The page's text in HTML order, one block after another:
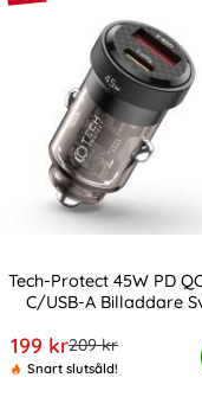
Tech-Protect 45W PD
C/USB-A Billaddare
rea pris
199 krtidigare pris
209 kr
Snart slutsåld!
Protect 45W PD